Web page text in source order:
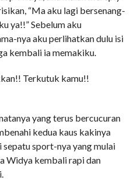
“Ma aku lagi bersenang-
ya!!” Sebelum aku
nya aku perlihatkan dulu isi
kembali ia memakiku.
Terkutuk kamu!!
yang terus bercucuran
kedua kaus kakinya
sport-nya yang mulai
Widya kembali rapi dan